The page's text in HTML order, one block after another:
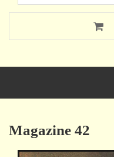
Magazine 42